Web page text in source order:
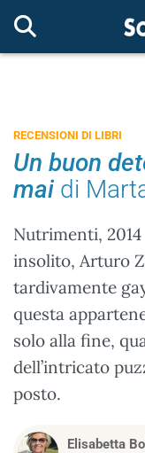
RECENSIONI DI LIBRI
Un buon
mai di
Nutrimenti,
insolito, Arturo
tardivamente
questa
solo alla fine,
dell’intricato
posto.
Elisabetta